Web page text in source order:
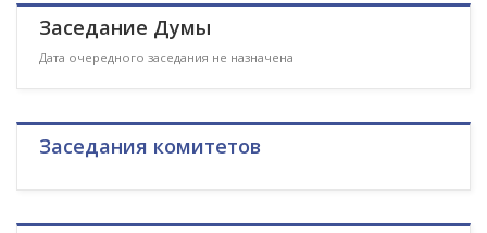
Заседание Думы
Дата очередного заседания не назначена
Заседания комитетов